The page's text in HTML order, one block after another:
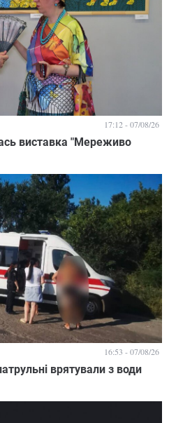
виставка "Мереживо
17:12 - 07/08/26
врятували з води
16:53 - 07/08/26